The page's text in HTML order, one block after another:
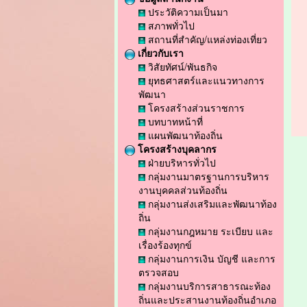
ประวัติความเป็นมา
สภาพทั่วไป
สถานที่สำคัญ/แหล่งท่องเที่ยว
เกี่ยวกับเรา
วิสัยทัศน์/พันธกิจ
ยุทธศาสตร์และแนวทางการ
พัฒนา
โครงสร้างส่วนราชการ
บทบาทหน้าที่
แผนพัฒนาท้องถิ่น
โครงสร้างบุคลากร
ฝ่ายบริหารทั่วไป
กลุ่มงานมาตรฐานการบริหาร
งานบุคคลส่วนท้องถิ่น
กลุ่มงานส่งเสริมและพัฒนาท้อง
ถิ่น
กลุ่มงานกฎหมาย ระเบียบ และ
เรื่องร้องทุกข์
กลุ่มงานการเงิน บัญชี และการ
ตรวจสอบ
กลุ่มงานบริการสาธารณะท้อง
ถิ่นและประสานงานท้องถิ่นอำเภอ